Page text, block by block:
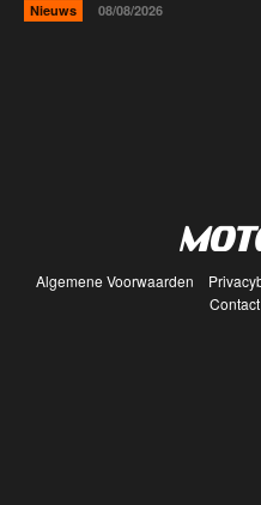
Nieuws 08/08/2026
Algemene Voorwaarden